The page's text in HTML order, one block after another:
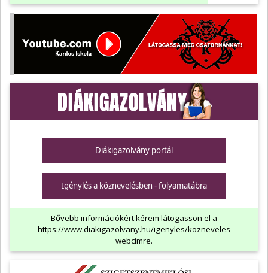
Diákigazolvány portál
Igénylés a köznevelésben - folyamatábra
Bővebb információkért kérem látogasson el a
https://www.diakigazolvany.hu/igenyles/kozneveles
webcímre.